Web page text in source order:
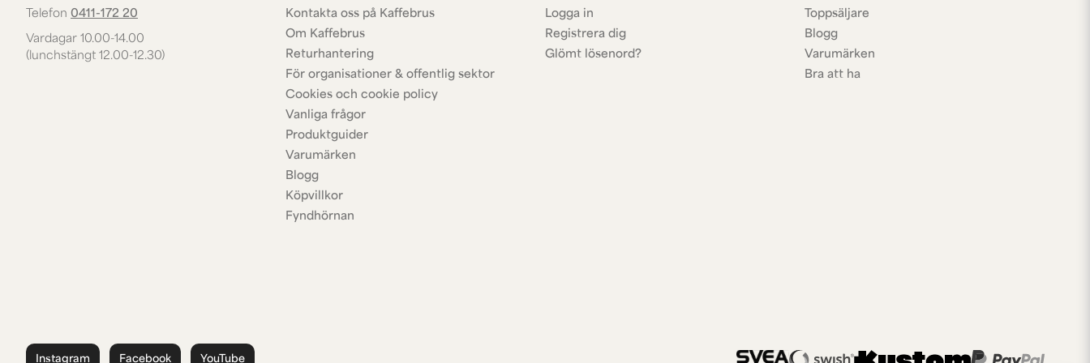
Telefon 0411-172 20
Vardagar 10.00-14.00
(lunchstängt 12.00-12.30)
Kontakta oss på Kaffebrus
Om Kaffebrus
Returhantering
För organisationer & offentlig sektor
Cookies och cookie policy
Vanliga frågor
Produktguider
Varumärken
Blogg
Köpvillkor
Fyndhörnan
Logga in
Registrera dig
Glömt lösenord?
Toppsäljare
Blogg
Varumärken
Bra att ha
Instagram Facebook YouTube